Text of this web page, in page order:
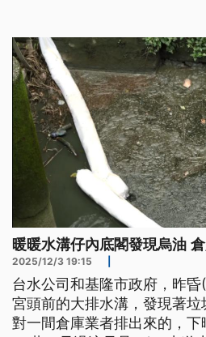
暖暖水溝仔內底閣發現烏油
2025/12/3 19:15
台水公司和基隆市政府，昨
宮頭前的大排水溝，發現著
對一間倉庫業者排出來的，